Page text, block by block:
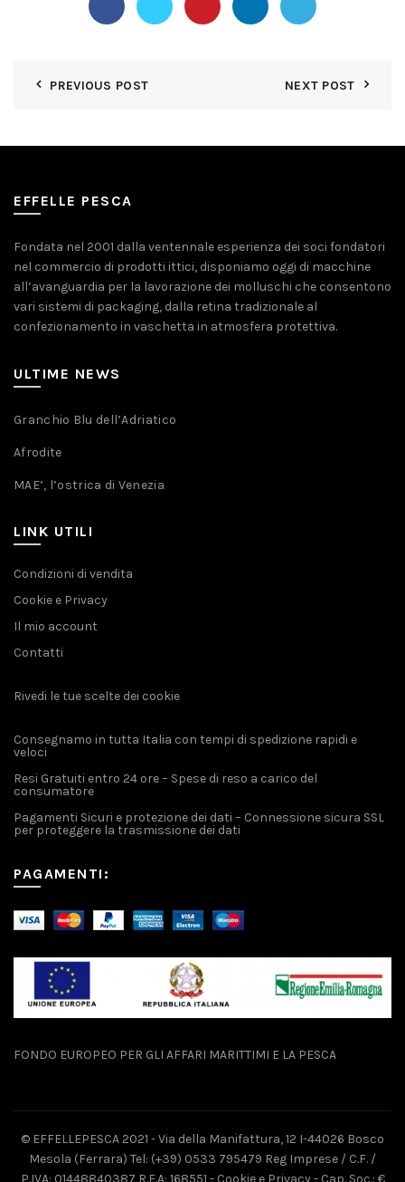
PREVIOUS POST NEXT POST
EFFELLE PESCA
Fondata nel 2001 dalla ventennale esperienza dei soci fondatori
nel commercio di prodotti ittici, disponiamo oggi di macchine
all’avanguardia per la lavorazione dei molluschi che consentono
vari sistemi di packaging, dalla retina tradizionale al
confezionamento in vaschetta in atmosfera protettiva.
ULTIME NEWS
Granchio Blu dell’Adriatico
Afrodite
MAE’, l’ostrica di Venezia
LINK UTILI
Condizioni di vendita
Cookie e Privacy
Il mio account
Contatti
Rivedi le tue scelte dei cookie
Consegnamo in tutta Italia con tempi di spedizione rapidi e
veloci
Resi Gratuiti entro 24 ore – Spese di reso a carico del
consumatore
Pagamenti Sicuri e protezione dei dati – Connessione sicura SSL
per proteggere la trasmissione dei dati
PAGAMENTI:
FONDO EUROPEO PER GLI AFFARI MARITTIMI E LA PESCA
© EFFELLEPESCA 2021 - Via della Manifattura, 12 I-44026 Bosco
Mesola (Ferrara) Tel: (+39) 0533 795479 Reg Imprese / C.F. /